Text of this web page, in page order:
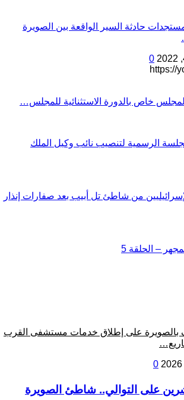
حادثة السير الواقعة بين الصويرة
0
https://
خاص بالدورة الاستثنائية للمجلس…
الرسمية لتنصيب نائب وكيل الملك
من شاطئ تل أبيب بعد صفارات إنذار
– الحلقة 5
على إطلاق خدمات مستشفى القرب
0
على التوالي.. شاطئ الصويرة